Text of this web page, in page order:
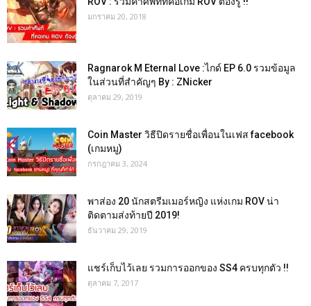
มกราคม 20, 2018
Ragnarok M Eternal Love :ไกด์ EP 6.0 รวมข้อมูล
ในส่วนที่สำคัญๆ By : ZNicker
ตุลาคม 29, 2019
Coin Master วิธีปิดรายชื่อเพื่อนในเฟส facebook
(เกมหมู)
กรกฎาคม 3, 2024
พาส่อง 20 นักสตรีมเมอร์หญิง แห่งเกม ROV น่า
ติดตามส่งท้ายปี 2019!
ธันวาคม 29, 2019
แชร์เก็บไว้เลย รวมการออกของ SS4 ครบทุกตัว !!
ตุลาคม 7, 2017